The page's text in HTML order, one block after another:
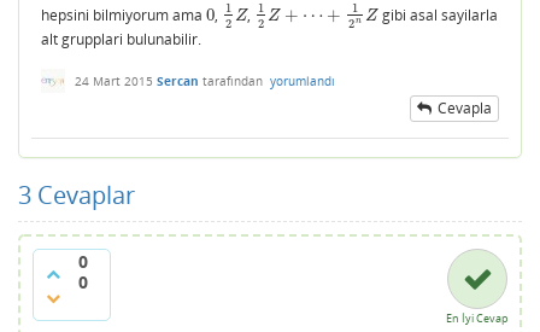
hepsini bilmiyorum ama 0
0,
1
2
Z
12Z,
1
2
Z + ⋯ +
1
2n Z
12Z+⋯ + 12nZ
gibi asal sayilarla
alt grupplari bulunabilir.
24 Mart 2015 Sercan tarafından yorumlandı
Cevapla
3 Cevaplar
0
0
En İyi Cevap